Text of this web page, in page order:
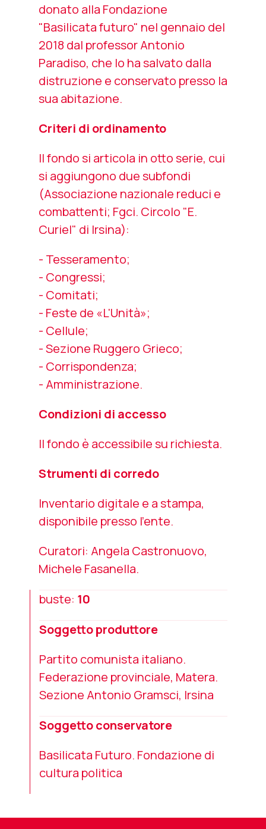
donato alla Fondazione
"Basilicata futuro" nel gennaio del
2018 dal professor Antonio
Paradiso, che lo ha salvato dalla
distruzione e conservato presso la
sua abitazione.
Criteri di ordinamento
Il fondo si articola in otto serie, cui
si aggiungono due subfondi
(Associazione nazionale reduci e
combattenti; Fgci. Circolo "E.
Curiel" di Irsina):
- Tesseramento;
- Congressi;
- Comitati;
- Feste de «L'Unità»;
- Cellule;
- Sezione Ruggero Grieco;
- Corrispondenza;
- Amministrazione.
Condizioni di accesso
Il fondo è accessibile su richiesta.
Strumenti di corredo
Inventario digitale e a stampa,
disponibile presso l'ente.
Curatori: Angela Castronuovo,
Michele Fasanella.
buste: 10
Soggetto produttore
Partito comunista italiano.
Federazione provinciale, Matera.
Sezione Antonio Gramsci, Irsina
Soggetto conservatore
Basilicata Futuro. Fondazione di
cultura politica